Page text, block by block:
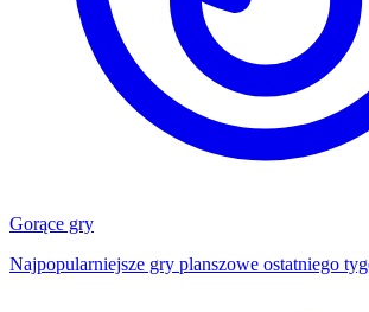
Gorące gry
Najpopularniejsze gry planszowe ostatniego